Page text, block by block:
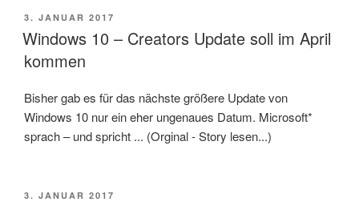
VERÖFFENTLICHT
AM
3. JANUAR 2017
Windows 10 – Creators Update soll im April
kommen
Bisher gab es für das nächste größere Update von
Windows 10 nur ein eher ungenaues Datum. Microsoft*
sprach – und spricht ... (Orginal - Story lesen...)
VERÖFFENTLICHT
3. JANUAR 2017